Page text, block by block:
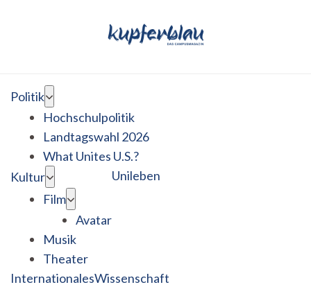
Politik
Hochschulpolitik
Landtagswahl 2026
What Unites U.S.?
Kultur
Film
Avatar
Musik
Theater
Unileben
InternationalesWissenschaft